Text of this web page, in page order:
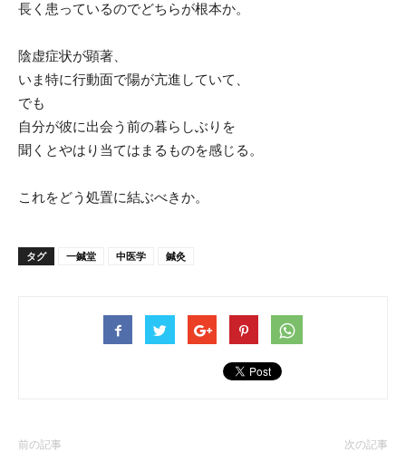
長く患っているのでどちらが根本か。
陰虚症状が顕著、
いま特に行動面で陽が亢進していて、
でも
自分が彼に出会う前の暮らしぶりを
聞くとやはり当てはまるものを感じる。
これをどう処置に結ぶべきか。
タグ 一鍼堂 中医学 鍼灸
前の記事 次の記事